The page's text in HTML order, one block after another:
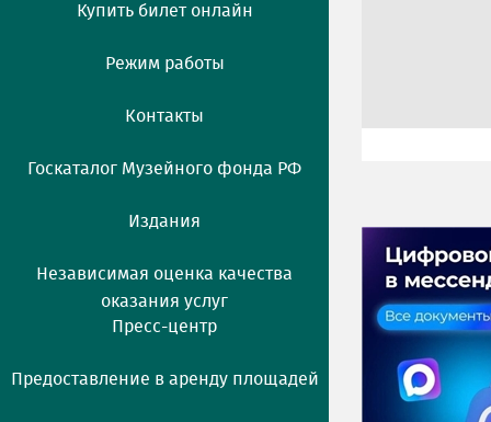
Купить билет онлайн
Режим работы
Контакты
Госкаталог Музейного фонда РФ
Издания
Независимая оценка качества
оказания услуг
Пресс-центр
Предоставление в аренду площадей